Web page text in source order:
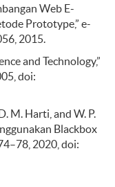
Web E-
Prototype,” e-
2015.
and Technology,”
doi:
M. Harti, and W. P.
Blackbox
2020, doi: